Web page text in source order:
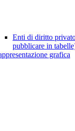
Enti di diritto
pubblicare in
grafica